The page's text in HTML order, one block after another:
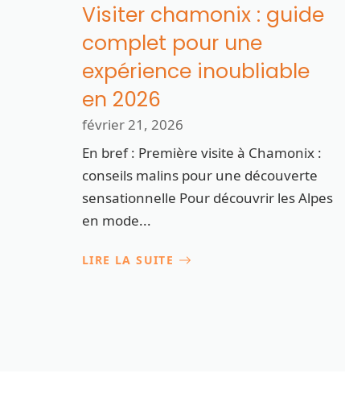
Visiter chamonix : guide
complet pour une
expérience inoubliable
en 2026
février 21, 2026
En bref : Première visite à Chamonix :
conseils malins pour une découverte
sensationnelle Pour découvrir les Alpes
en mode...
LIRE LA SUITE